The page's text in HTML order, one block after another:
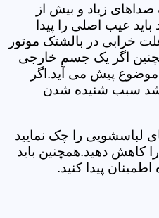
زیاد و بیش از
عیب اصلی را پیدا
خرابی در بالشتک موتور
اگر یک جسم خارجی
پیش می آید.اگر
باشد سبب شنیده شدن
لباسشویی را چک نمایید
کاهش دهید.همچنین باید
پیدا کنید.